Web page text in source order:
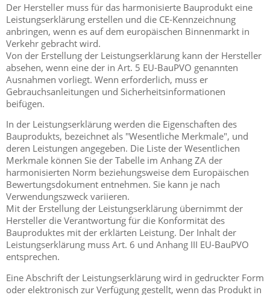
Der Hersteller muss für das harmonisierte Bauprodukt eine
Leistungserklärung erstellen und die CE-Kennzeichnung
anbringen, wenn es auf dem europäischen Binnenmarkt in
Verkehr gebracht wird.
Von der Erstellung der Leistungserklärung kann der Hersteller
absehen, wenn eine der in Art. 5 EU-BauPVO genannten
Ausnahmen vorliegt. Wenn erforderlich, muss er
Gebrauchsanleitungen und Sicherheitsinformationen
beifügen.
In der Leistungserklärung werden die Eigenschaften des
Bauprodukts, bezeichnet als "Wesentliche Merkmale", und
deren Leistungen angegeben. Die Liste der Wesentlichen
Merkmale können Sie der Tabelle im Anhang ZA der
harmonisierten Norm beziehungsweise dem Europäischen
Bewertungsdokument entnehmen. Sie kann je nach
Verwendungszweck variieren.
Mit der Erstellung der Leistungserklärung übernimmt der
Hersteller die Verantwortung für die Konformität des
Bauproduktes mit der erklärten Leistung. Der Inhalt der
Leistungserklärung muss Art. 6 und Anhang III EU-BauPVO
entsprechen.
Eine Abschrift der Leistungserklärung wird in gedruckter Form
oder elektronisch zur Verfügung gestellt, wenn das Produkt in